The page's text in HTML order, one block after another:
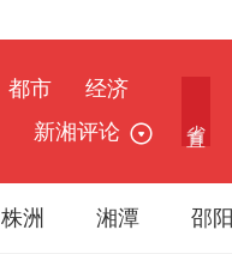
都市
经济
新湘评论
株洲 湘潭 邵阳